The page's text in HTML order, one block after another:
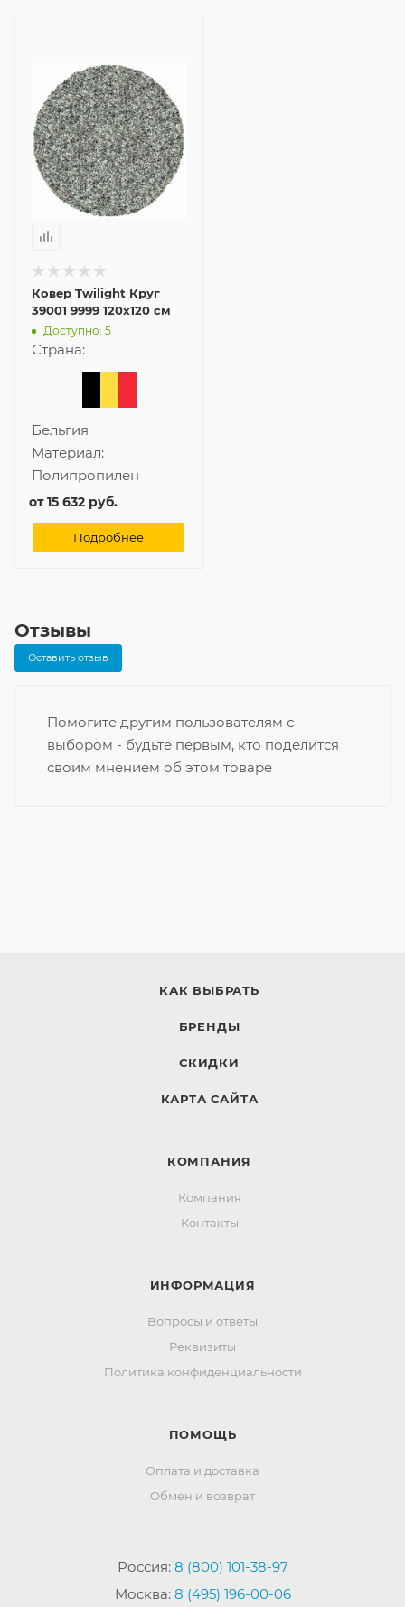
Ковер Twilight Круг
39001 9999 120x120 см
Доступно: 5
Страна:
Бельгия
Материал:
Полипропилен
от15 632 руб.
Подробнее
Отзывы
Оставить отзыв
Помогите другим пользователям с
выбором - будьте первым, кто поделится
своим мнением об этом товаре
КАК ВЫБРАТЬ
БРЕНДЫ
СКИДКИ
КАРТА САЙТА
КОМПАНИЯ
Компания
Контакты
ИНФОРМАЦИЯ
Вопросы и ответы
Реквизиты
Политика конфиденциальности
ПОМОЩЬ
Оплата и доставка
Обмен и возврат
Россия: 8 (800) 101-38-97
Москва: 8 (495) 196-00-06